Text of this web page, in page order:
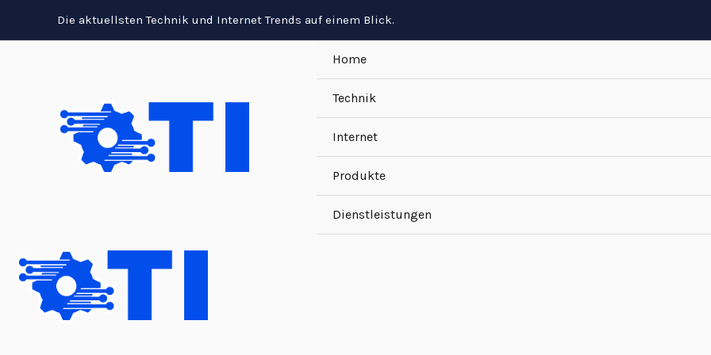
Inhalt
Die aktuellsten Technik und Internet Trends auf einem Blick.
Home
Technik
Internet
Produkte
Dienstleistungen